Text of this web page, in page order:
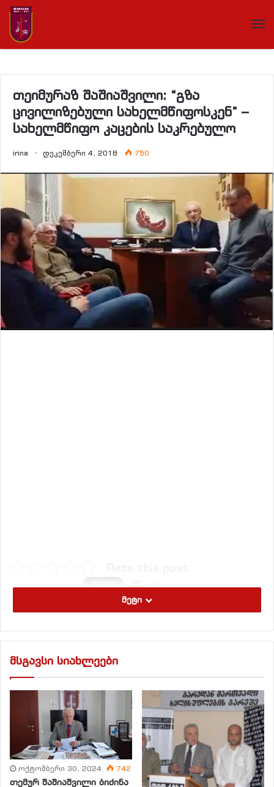
თეიმურაზ შაშიაშვილი: “გზა
ცივილიზებული სახელმწიფოსკენ” –
სახელმწიფო კაცების საკრებულო
irina დეკემბერი 4, 2018 750
გაზია
რება
მეტი
მსგავსი სიახლეები
ოქტომბერი 30, 2024 742
თემურ შაშიაშვილი ბიძინა